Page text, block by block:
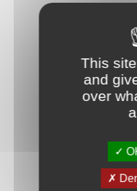
This
and
over